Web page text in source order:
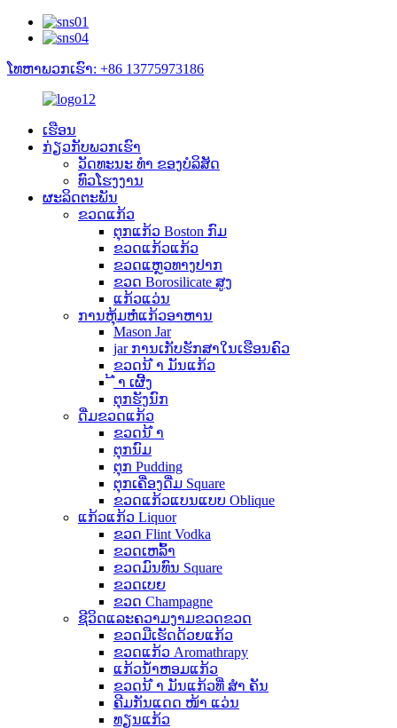
ໂທຫາພວກເຮົາ: +86 13775973186
ເຮືອນ
ກ່ຽວ​ກັບ​ພວກ​ເຮົາ
ວັດທະນະ ທຳ ຂອງບໍລິສັດ
ທົວໂຮງງານ
ຜະລິດຕະພັນ
ຂວດແກ້ວ
ຕຸກແກ້ວ Boston ກົມ
ຂວດແກ້ວແກ້ວ
ຂວດແຫຼວທາງປາກ
ຂວດ Borosilicate ສູງ
ແກ້ວແວ່ນ
ການຫຸ້ມຫໍ່ແກ້ວອາຫານ
Mason Jar
jar ການເກັບຮັກສາໃນເຮືອນຄົວ
ຂວດນ້ ຳ ມັນແກ້ວ
້ ຳ ເຜີ້ງ
ຕຸກຮັງນົກ
ດື່ມຂວດແກ້ວ
ຂວດນ້ ຳ
ຕຸກນົມ
ຕຸກ Pudding
ຕຸກເຄື່ອງດື່ມ Square
ຂວດແກ້ວແບນແບບ Oblique
ແກ້ວແກ້ວ Liquor
ຂວດ Flint Vodka
ຂວດເຫລົ້າ
ຂວດມົນທົນ Square
ຂວດເບຍ
ຂວດ Champagne
ຊີວິດແລະຄວາມງາມຂວດຂວດ
ຂວດມືເຮັດດ້ວຍແກ້ວ
ຂວດແກ້ວ Aromathrapy
ແກ້ວນໍ້າຫອມແກ້ວ
ຂວດນ້ ຳ ມັນແກ້ວທີ່ ສຳ ຄັນ
ຄີມກັນແດດ ໜ້າ ແວ່ນ
ທຽນແກ້ວ